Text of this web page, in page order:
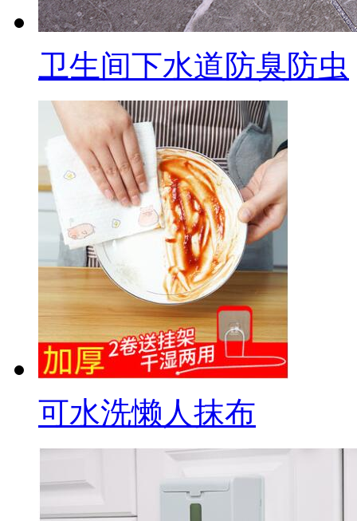
卫生间下水道防臭防虫
可水洗懒人抹布